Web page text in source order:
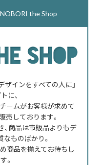
the Shop
インをすべての人に」
に、
ームがお客様が求めて
売しております。
商品は市販品よりもデ
ものばかり。
商品を揃えてお待ちし
。